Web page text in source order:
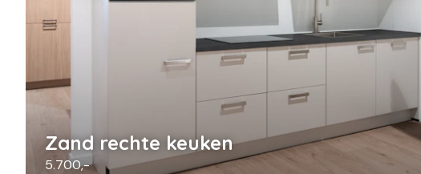
Zand rechte keuken
5.700,-